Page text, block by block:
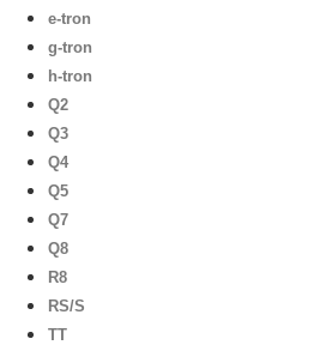
e-tron
g-tron
h-tron
Q2
Q3
Q4
Q5
Q7
Q8
R8
RS/S
TT